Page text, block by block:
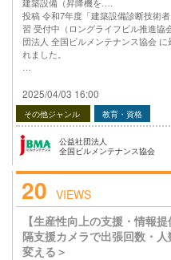
投稿 令和7年度「建築設備診断技術
習 受付中（ロングライフビル推進協
団法人 全国ビルメンテナンス協会 に
れました。
2025/04/03 16:00
その他ジャンル 教育・資格
公益社団法人
全国ビルメンテナンス協会
20 VIEWS
【生産性向上の支援・情報
隔支援カメラで出張回数・
変える＞